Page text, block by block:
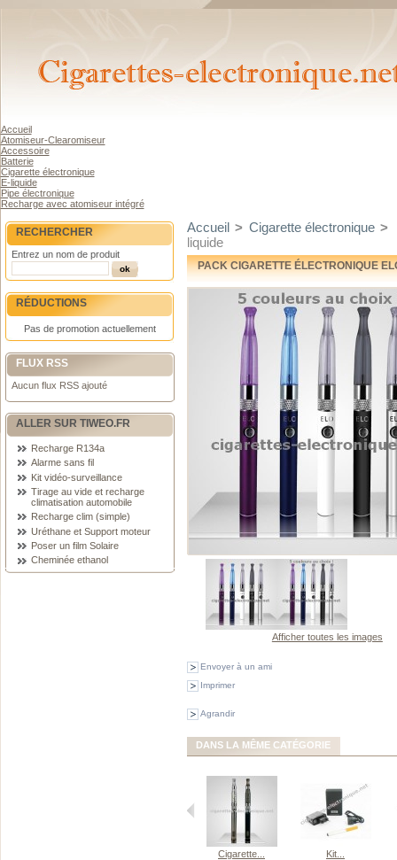
Accueil
Atomiseur-Clearomiseur
Accessoire
Batterie
Cigarette électronique
E-liquide
Pipe électronique
Recharge avec atomiseur intégré
RECHERCHER
Entrez un nom de produit
RÉDUCTIONS
Pas de promotion actuellement
FLUX RSS
Aucun flux RSS ajouté
ALLER SUR TIWEO.FR
Recharge R134a
Alarme sans fil
Kit vidéo-surveillance
Tirage au vide et recharge
climatisation automobile
Recharge clim (simple)
Uréthane et Support moteur
Poser un film Solaire
Cheminée ethanol
Accueil > Cigarette électronique >
liquide
PACK CIGARETTE ÉLECTRONIQUE
Afficher toutes les images
Envoyer à un ami
Imprimer
Agrandir
DANS LA MÊME CATÉGORIE
Cigarette... Kit...